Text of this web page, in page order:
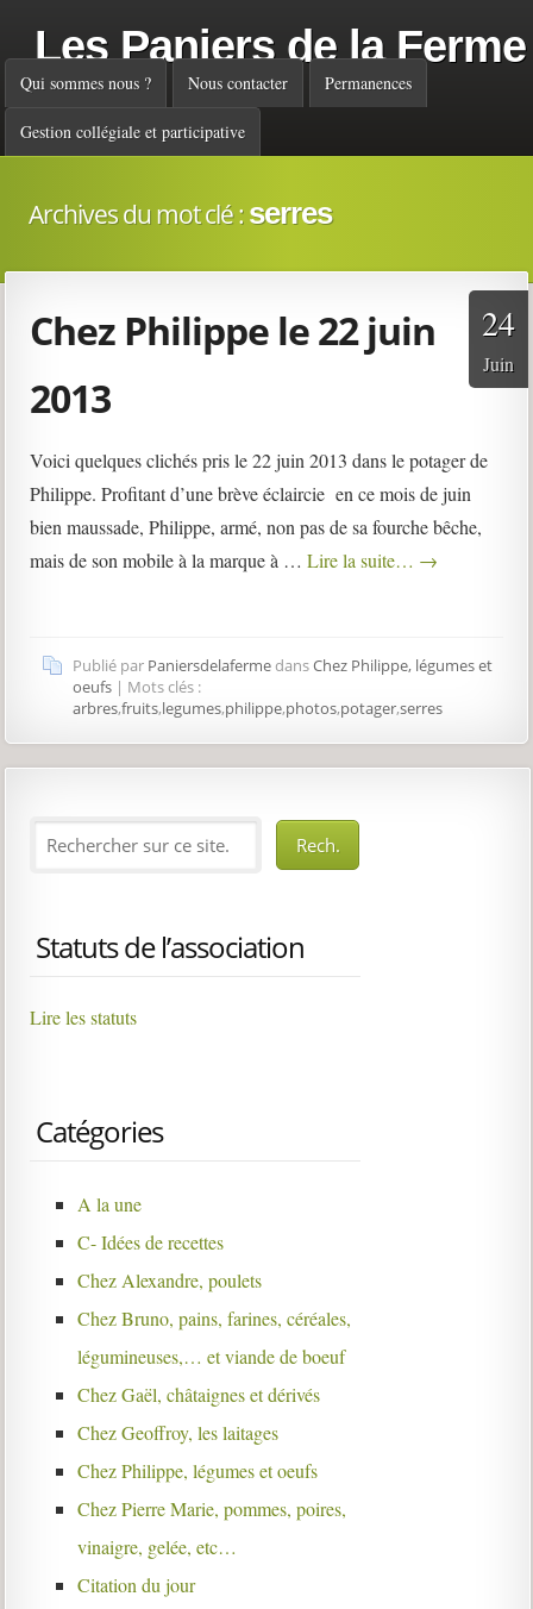
Les Paniers de la Ferme
Menu principal
Qui sommes nous ? Nous contacter Permanences
Gestion collégiale et participative
Archives du mot clé :serres
Chez Philippe le 22 juin
2013
24
Juin
Voici quelques clichés pris le 22 juin 2013 dans le potager de
Philippe. Profitant d’une brève éclaircie en ce mois de juin
bien maussade, Philippe, armé, non pas de sa fourche bêche,
mais de son mobile à la marque à …Lire la suite… →
Publié par PaniersdelafermedansChez Philippe, légumes et
oeufs | Mots clés :
arbres,fruits,legumes,philippe,photos,potager,serres
Statuts de l’association
Lire les statuts
Catégories
A la une
C- Idées de recettes
Chez Alexandre, poulets
Chez Bruno, pains, farines, céréales,
légumineuses,… et viande de boeuf
Chez Gaël, châtaignes et dérivés
Chez Geoffroy, les laitages
Chez Philippe, légumes et oeufs
Chez Pierre Marie, pommes, poires,
vinaigre, gelée, etc…
Citation du jour